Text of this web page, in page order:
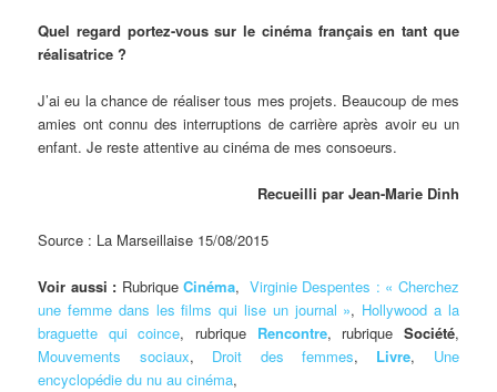
Quel regard portez-vous sur le cinéma français en tant que
réalisatrice ?
J’ai eu la chance de réaliser tous mes projets. Beaucoup de mes
amies ont connu des interruptions de carrière après avoir eu un
enfant. Je reste attentive au cinéma de mes consoeurs.
Recueilli par Jean-Marie Dinh
Source : La Marseillaise 15/08/2015
Voir aussi : RubriqueCinéma, Virginie Despentes : « Cherchez
une femme dans les films qui lise un journal », Hollywood a la
braguette qui coince, rubrique Rencontre, rubrique Société,
Mouvements sociaux, Droit des femmes, Livre, Une
encyclopédie du nu au cinéma,